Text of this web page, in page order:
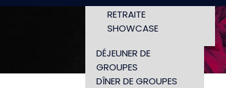
RETRAITE
SHOWCASE
DÉJEUNER DE
GROUPES
DÎNER DE GROUPES